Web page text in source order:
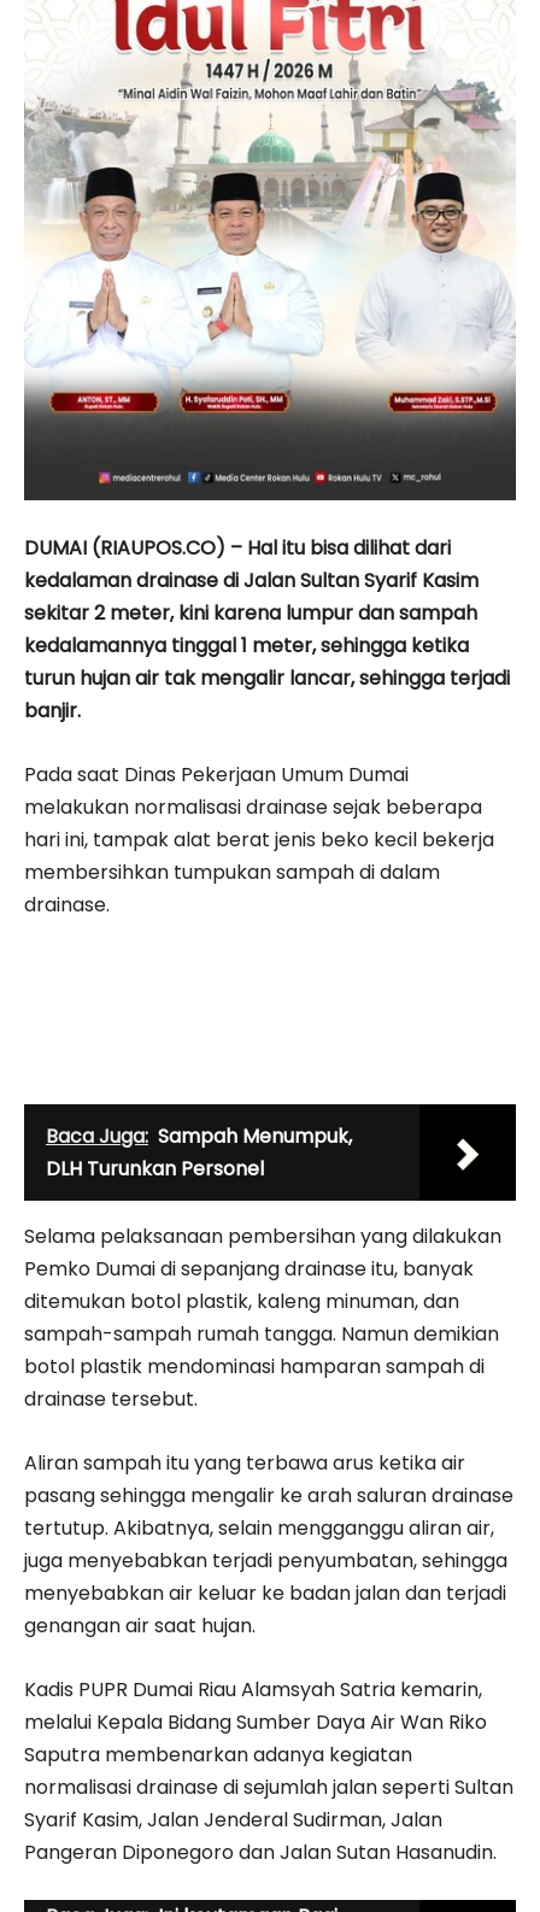
DUMAI (RIAUPOS.CO) – Hal itu bisa dilihat dari
kedalaman drainase di Jalan Sultan Syarif Kasim
sekitar 2 meter, kini karena lumpur dan sampah
kedalamannya tinggal 1 meter, sehingga ketika
turun hujan air tak mengalir lancar, sehingga terjadi
banjir.
Pada saat Dinas Pekerjaan Umum Dumai
melakukan normalisasi drainase sejak beberapa
hari ini, tampak alat berat jenis beko kecil bekerja
membersihkan tumpukan sampah di dalam
drainase.
Baca Juga: Sampah Menumpuk,
DLH Turunkan Personel
Selama pelaksanaan pembersihan yang dilakukan
Pemko Dumai di sepanjang drainase itu, banyak
ditemukan botol plastik, kaleng minuman, dan
sampah-sampah rumah tangga. Namun demikian
botol plastik mendominasi hamparan sampah di
drainase tersebut.
Aliran sampah itu yang terbawa arus ketika air
pasang sehingga mengalir ke arah saluran drainase
tertutup. Akibatnya, selain mengganggu aliran air,
juga menyebabkan terjadi penyumbatan, sehingga
menyebabkan air keluar ke badan jalan dan terjadi
genangan air saat hujan.
Kadis PUPR Dumai Riau Alamsyah Satria kemarin,
melalui Kepala Bidang Sumber Daya Air Wan Riko
Saputra membenarkan adanya kegiatan
normalisasi drainase di sejumlah jalan seperti Sultan
Syarif Kasim, Jalan Jenderal Sudirman, Jalan
Pangeran Diponegoro dan Jalan Sutan Hasanudin.